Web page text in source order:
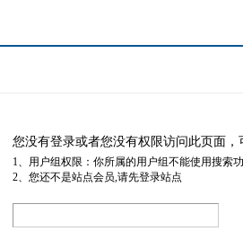
您没有登录或者您没有权限访问此页面
1、用户组权限：你所属的用户组不能使用搜索
2、您还不是站点会员,请先登录站点